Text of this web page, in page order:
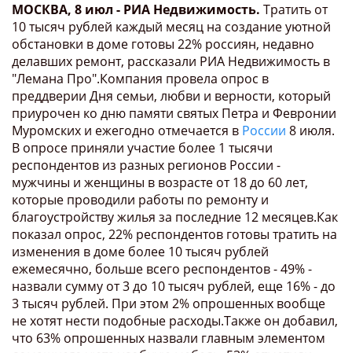
МОСКВА, 8 июл - РИА Недвижимость. Тратить от
10 тысяч рублей каждый месяц на создание уютной
обстановки в доме готовы 22% россиян, недавно
делавших ремонт, рассказали РИА Недвижимость в
"Лемана Про".Компания провела опрос в
преддверии Дня семьи, любви и верности, который
приурочен ко дню памяти святых Петра и Февронии
Муромских и ежегодно отмечается в России 8 июля.
В опросе приняли участие более 1 тысячи
респондентов из разных регионов России -
мужчины и женщины в возрасте от 18 до 60 лет,
которые проводили работы по ремонту и
благоустройству жилья за последние 12 месяцев.Как
показал опрос, 22% респондентов готовы тратить на
изменения в доме более 10 тысяч рублей
ежемесячно, больше всего респондентов - 49% -
назвали сумму от 3 до 10 тысяч рублей, еще 16% - до
3 тысяч рублей. При этом 2% опрошенных вообще
не хотят нести подобные расходы.Также он добавил,
что 63% опрошенных назвали главным элементом